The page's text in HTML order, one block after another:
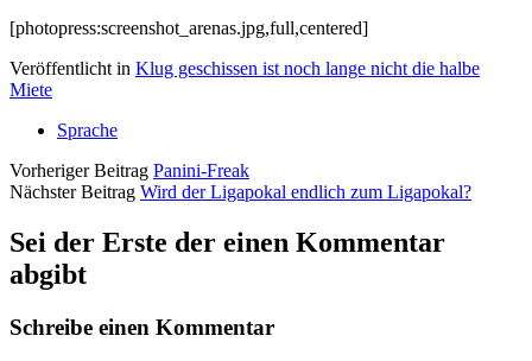
[photopress:screenshot_arenas.jpg,full,centered]
Veröffentlicht in Klug geschissen ist noch lange nicht die halbe
Miete
Sprache
Vorheriger Beitrag Panini-Freak
Nächster Beitrag Wird der Ligapokal endlich zum Ligapokal?
Sei der Erste der einen Kommentar
abgibt
Schreibe einen Kommentar